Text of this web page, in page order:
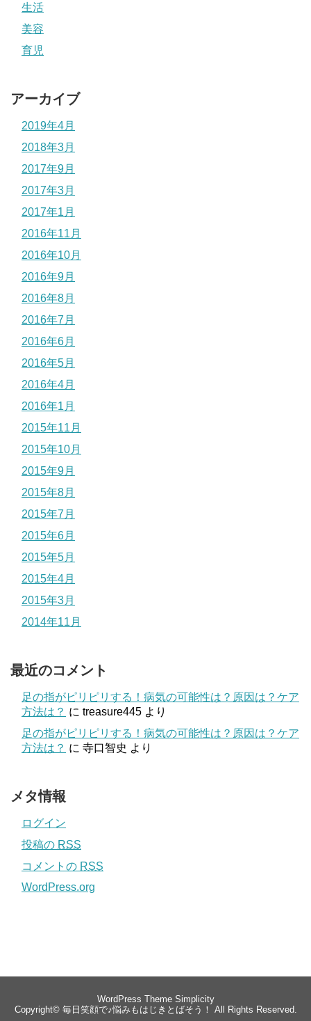
生活
美容
育児
アーカイブ
2019年4月
2018年3月
2017年9月
2017年3月
2017年1月
2016年11月
2016年10月
2016年9月
2016年8月
2016年7月
2016年6月
2016年5月
2016年4月
2016年1月
2015年11月
2015年10月
2015年9月
2015年8月
2015年7月
2015年6月
2015年5月
2015年4月
2015年3月
2014年11月
最近のコメント
足の指がピリピリする！病気の可能性は？原因は？ケア
方法は？ に treasure445 より
足の指がピリピリする！病気の可能性は？原因は？ケア
方法は？ に 寺口智史 より
メタ情報
ログイン
投稿の RSS
コメントの RSS
WordPress.org
WordPress Theme Simplicity
Copyright© 毎日笑顔で♪悩みもはじきとばそう！ All Rights Reserved.